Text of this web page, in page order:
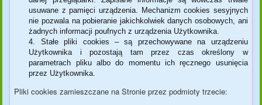
usuwane z pamięci urządzenia. Mechanizm cookies sesyjnych
nie pozwala na pobieranie jakichkolwiek danych osobowych, ani
żadnych informacji poufnych z urządzenia Użytkownika.
Stałe pliki cookies – są przechowywane na urządzeniu
Użytkownika i pozostają tam przez czas określony w
parametrach pliku albo do momentu ich ręcznego usunięcia
przez Użytkownika.
Pliki cookies zamieszczane na Stronie przez podmioty trzecie: